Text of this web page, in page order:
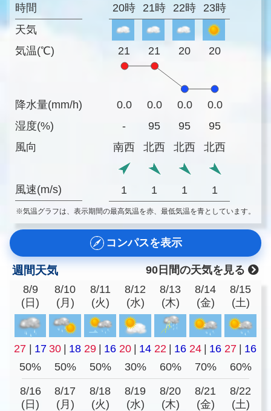
時間
天気
気温(℃)
降水量(mm/h)
湿度(%)
風向
風速(m/s)
20時 21時 22時 23時
21 21 20 20
0.0 0.0 0.0
0.0
-
95 95
95
南西
北西 北西 北西
1 1 1 1
※気温グラフは、表示期間の最高気温を赤、最低気温を青としています。
コンパスを表示
週間天気
90日間の天気を見る
8/9
(日)
8/10
(月)
8/11
(火)
8/12
(水)
8/13
(木)
8/14
(金)
8/15
(土)
27 | 17 30 | 18 29 | 16 20 | 14 22 | 16 24 | 16 27 | 16
50%
50% 50% 30% 60% 70% 60%
8/16
(日)
8/17
(月)
8/18
(火)
8/19
(水)
8/20
(木)
8/21
(金)
8/22
(土)